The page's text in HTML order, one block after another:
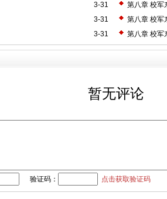
3-31
第八章 校军
3-31
第八章 校军
3-31
第八章 校军
暂无评论
验证码： 点击获取验证码